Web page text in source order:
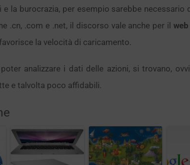
la burocrazia, per esempio sarebbe
.cn, .com e .net, il discorso vale anche per il
la velocità di caricamento.
analizzare i dati delle azioni, si trovano,
e talvolta poco affidabili.